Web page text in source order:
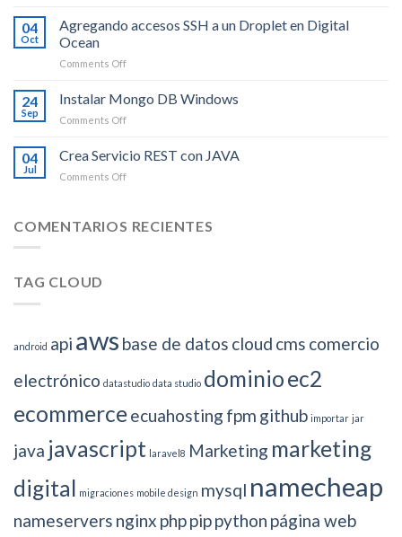
Studio
HDD
SSD
Windows
04
Oct
Agregando accesos SSH a un Droplet en Digital
Ocean
Comments Offon
accesos
SSH
a
Droplet
24
Sep
Instalar Mongo DB Windows
Comments Offon
Mongo
DB
Windows
04
Jul
Crea Servicio REST con JAVA
Comments Offon
REST
COMENTARIOS RECIENTES
TAG CLOUD
android api aws base de datos cloud cms comercio
electrónico datastudio data studio dominioec2
ecommerceecuahosting fpm github importar jar
java javascript laravel8 Marketing marketing
digital migraciones mobile design mysql namecheap
nameservers nginx phppippython página web